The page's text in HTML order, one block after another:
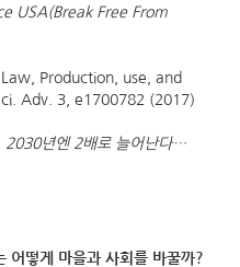
USA(Break Free From
Production, use, and
Adv. 3, e1700782 (2017)
2030년엔 2배로 늘어난다…
어떻게 마을과 사회를 바꿀까?